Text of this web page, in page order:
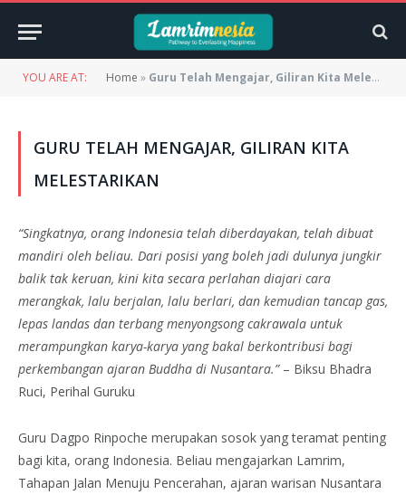
YOU ARE AT: Home » Guru Telah Mengajar, Giliran Kita Melestarikan
GURU TELAH MENGAJAR, GILIRAN KITA
MELESTARIKAN
“Singkatnya, orang Indonesia telah diberdayakan, telah dibuat
mandiri oleh beliau. Dari posisi yang boleh jadi dulunya jungkir
balik tak keruan, kini kita secara perlahan diajari cara
merangkak, lalu berjalan, lalu berlari, dan kemudian tancap gas,
lepas landas dan terbang menyongsong cakrawala untuk
merampungkan karya-karya yang bakal berkontribusi bagi
perkembangan ajaran Buddha di Nusantara.”– Biksu Bhadra
Ruci, Perihal Guruku
Guru Dagpo Rinpoche merupakan sosok yang teramat penting
bagi kita, orang Indonesia. Beliau mengajarkan Lamrim,
Tahapan Jalan Menuju Pencerahan, ajaran warisan Nusantara